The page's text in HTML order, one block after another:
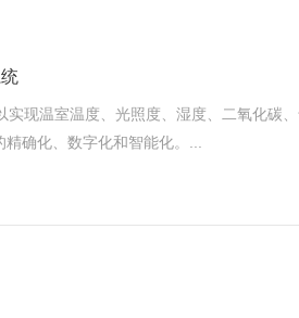
现温室温度、光照度、湿度、二氧化碳
确化、数字化和智能化。...